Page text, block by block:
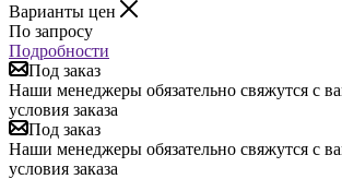
Варианты цен
По запросу
Подробности
Под заказ
Наши менеджеры обязательно свяжутся с
условия заказа
Под заказ
Наши менеджеры обязательно свяжутся с
условия заказа